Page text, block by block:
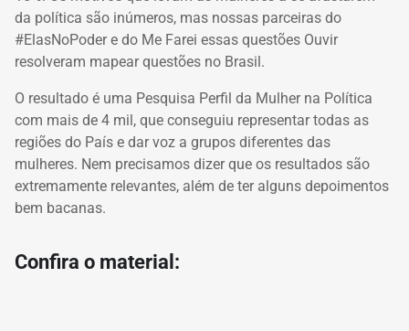
da política são inúmeros, mas nossas parceiras do
#ElasNoPoder e do Me Farei essas questões Ouvir
resolveram mapear questões no Brasil.
O resultado é uma Pesquisa Perfil da Mulher na Política
com mais de 4 mil, que conseguiu representar todas as
regiões do País e dar voz a grupos diferentes das
mulheres. Nem precisamos dizer que os resultados são
extremamente relevantes, além de ter alguns depoimentos
bem bacanas.
Confira o material: